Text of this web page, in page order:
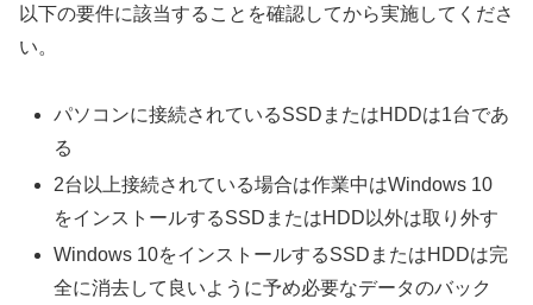
以下の要件に該当することを確認してから実施してくださ
い。
パソコンに接続されているSSDまたはHDDは1台であ
る
2台以上接続されている場合は作業中はWindows 10
をインストールするSSDまたはHDD以外は取り外す
Windows 10をインストールするSSDまたはHDDは完
全に消去して良いように予め必要なデータのバック